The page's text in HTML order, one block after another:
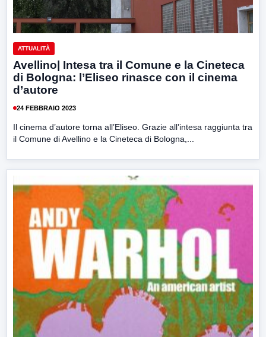
ATTUALITÀ
Avellino| Intesa tra il Comune e la Cineteca
di Bologna: l’Eliseo rinasce con il cinema
d’autore
24 FEBBRAIO 2023
Il cinema d’autore torna all’Eliseo. Grazie all’intesa raggiunta tra
il Comune di Avellino e la Cineteca di Bologna,...